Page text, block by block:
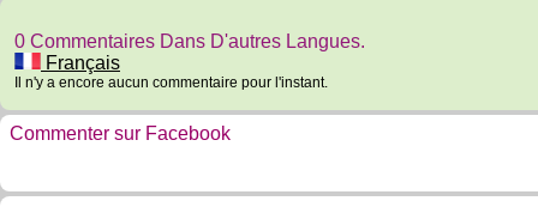
0 Commentaires Dans D'autres Langues.
Français
Il n'y a encore aucun commentaire pour l'instant.
Commenter sur Facebook